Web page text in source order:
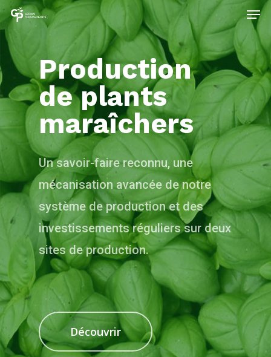
Production
de plants
maraîchers
Un savoir-faire reconnu, une
mécanisation avancée de notre
système de production et des
investissements réguliers sur deux
sites de production.
Découvrir